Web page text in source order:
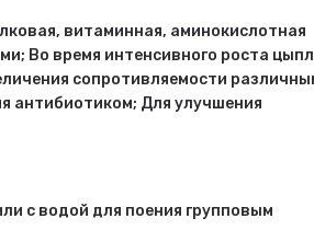
витаминная, аминокислотная
Во время интенсивного роста
сопротивляемости
антибиотиком; Для улучшения
с водой для поения групповым